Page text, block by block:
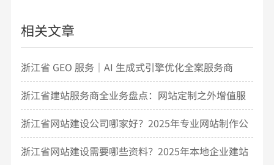
相关文章
浙江省 GEO 服务｜AI 生成式引擎优化全案服务商
浙江省建站服务商全业务盘点：网站定制之外增值服
务汇总
浙江省网站建设公司哪家好？2025年专业网站制作公
司推荐
浙江省网站建设需要哪些资料？2025年本地企业建站